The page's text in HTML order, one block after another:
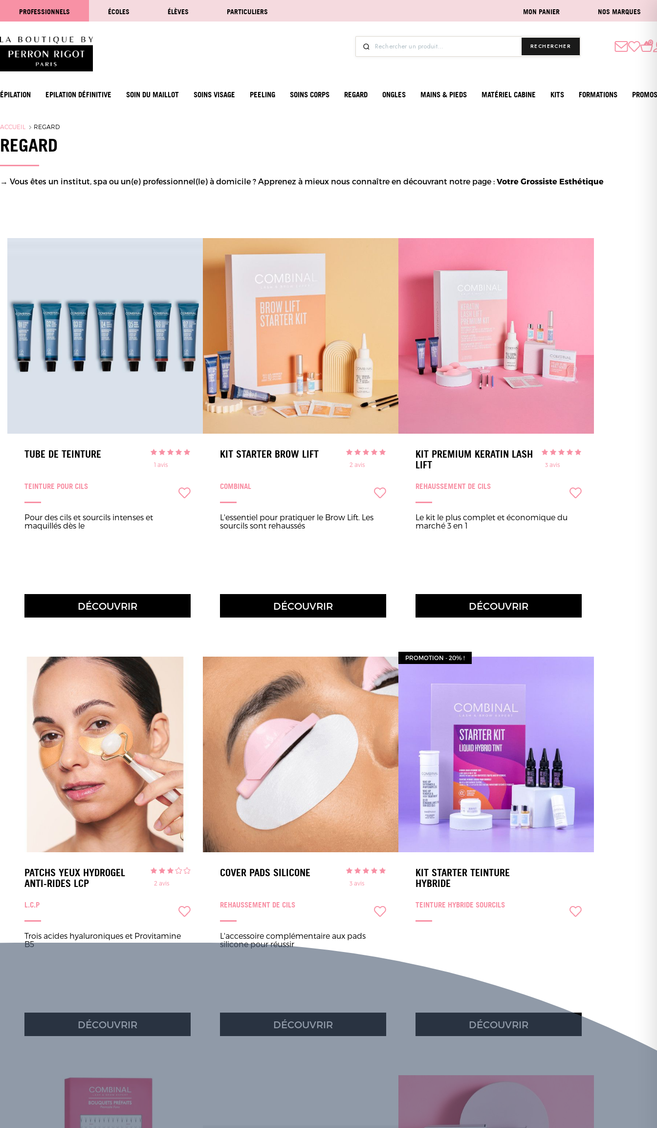
PROFESSIONNELS ÉCOLES ÉLÈVES PARTICULIERS MON PANIER NOS MARQUES
RECHERCHER
0
ÉPILATION EPILATION DÉFINITIVE SOIN DU MAILLOT SOINS VISAGE PEELING SOINS CORPS REGARD ONGLES MAINS & PIEDS MATÉRIEL CABINE KITS FORMATIONS PROMOS
ACCUEIL REGARD
REGARD
→ Vous êtes un institut, spa ou un(e) professionnel(le) à domicile ? Apprenez à mieux nous connaître en découvrant notre page : Votre Grossiste Esthétique
TUBE DE TEINTURE
1 avis
TEINTURE POUR CILS
Pour des cils et sourcils intenses et
maquillés dès le
DÉCOUVRIR
KIT STARTER BROW LIFT
2 avis
COMBINAL
L'essentiel pour pratiquer le Brow Lift. Les
sourcils sont rehaussés
DÉCOUVRIR
KIT PREMIUM KERATIN LASH
LIFT
3 avis
REHAUSSEMENT DE CILS
Le kit le plus complet et économique du
marché 3 en 1
DÉCOUVRIR
PATCHS YEUX HYDROGEL
ANTI-RIDES LCP
2 avis
L.C.P
Trois acides hyaluroniques et Provitamine
B5
DÉCOUVRIR
COVER PADS SILICONE
3 avis
REHAUSSEMENT DE CILS
L'accessoire complémentaire aux pads
silicone pour réussir
DÉCOUVRIR
PROMOTION - 20% !
KIT STARTER TEINTURE
HYBRIDE
TEINTURE HYBRIDE SOURCILS
DÉCOUVRIR